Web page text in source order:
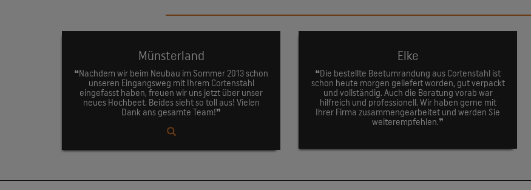
Münsterland
❝Nachdem wir beim Neubau im Sommer 2013 schon
unseren Eingangsweg mit Ihrem Cortenstahl
eingefasst haben, freuen wir uns jetzt über unser
neues Hochbeet. Beides sieht so toll aus! Vielen
Dank ans gesamte Team!❞
Elke
❝Die bestellte Beetumrandung aus Cortenstahl ist
schon heute morgen geliefert worden, gut verpackt
und vollständig. Auch die Beratung vorab war
hilfreich und professionell. Wir haben gerne mit
Ihrer Firma zusammengearbeitet und werden Sie
weiterempfehlen.❞